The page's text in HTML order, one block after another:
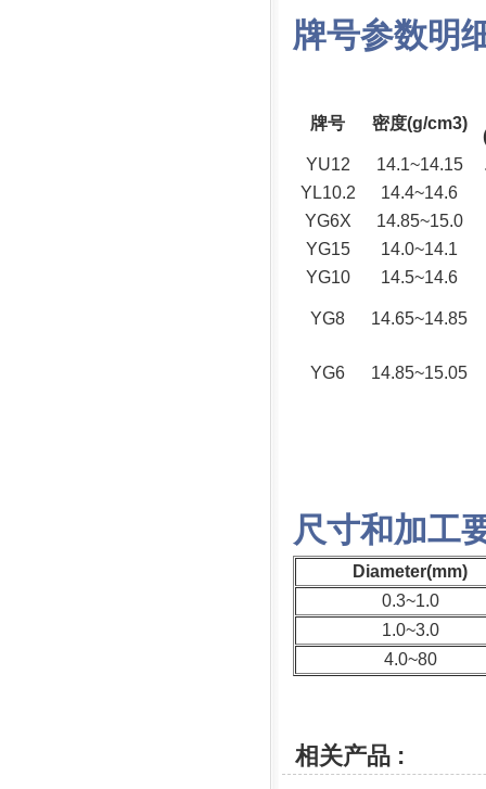
牌号参数明
牌号 密度(g/cm3)
YU12
14.1~14.15
YL10.2
14.4~14.6
YG6X
14.85~15.0
YG15
14.0~14.1
YG10
14.5~14.6
YG8 14.65~14.85
YG6 14.85~15.05
尺寸和加工
Diameter(mm)
0.3~1.0
1.0~3.0
4.0~80
相关产品 :